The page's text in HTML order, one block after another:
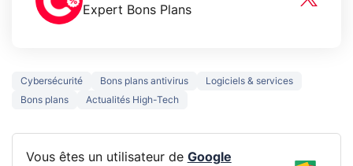
Expert Bons Plans
Cybersécurité Bons plans antivirus
Logiciels & services
Bons plans
Actualités High-Tech
Vous êtes un utilisateur de Google